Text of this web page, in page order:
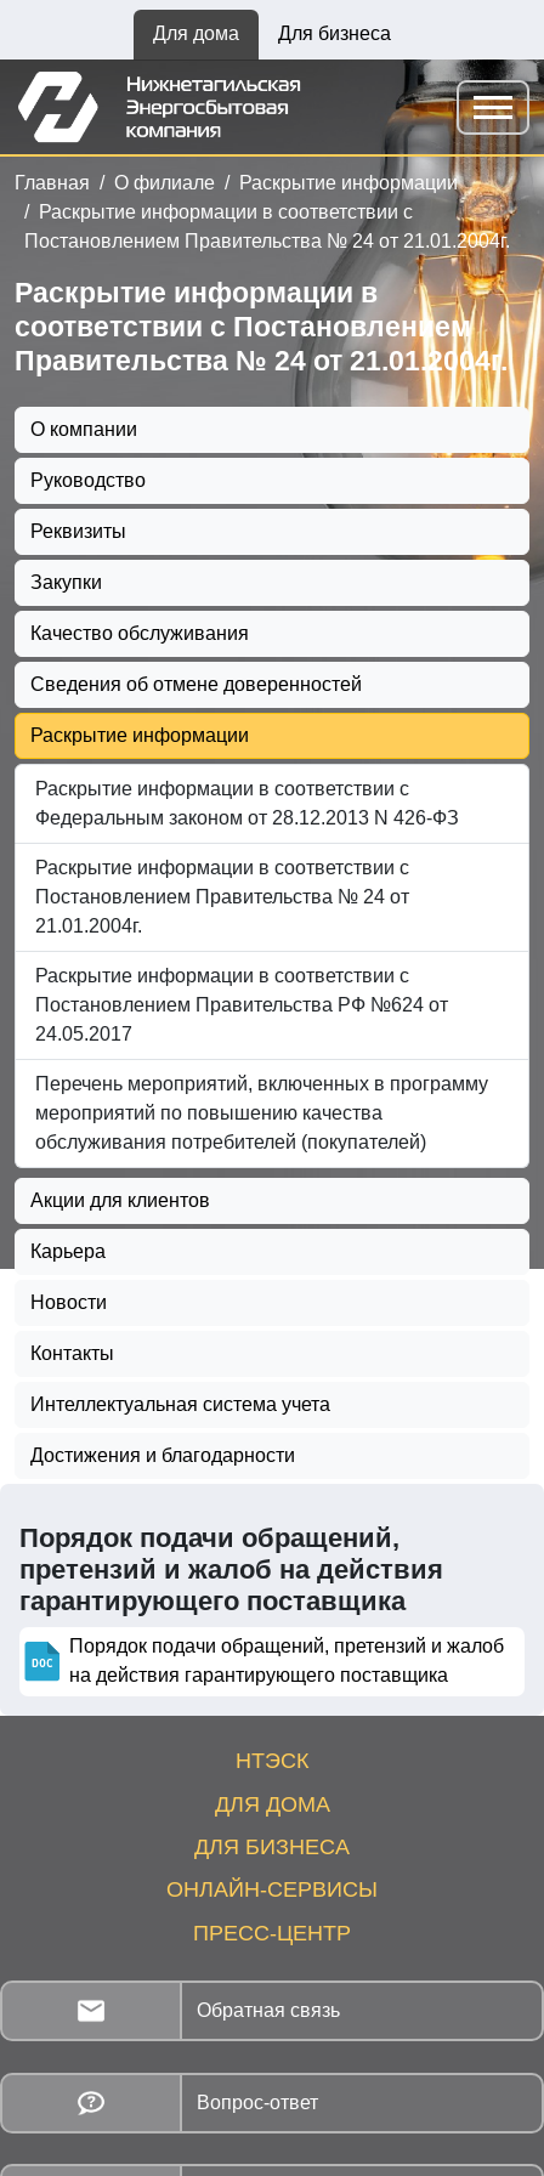
Для дома Для бизнеса
Главная О филиале
Раскрытие информации
Раскрытие информации в соответствии с
Постановлением Правительства № 24 от 21.01.2004г.
Раскрытие информации в
соответствии с Постановлением
Правительства № 24 от 21.01.2004г.
О компании
Руководство
Реквизиты
Закупки
Качество обслуживания
Сведения об отмене доверенностей
Раскрытие информации
Раскрытие информации в соответствии с
Федеральным законом от 28.12.2013 N 426-ФЗ
Раскрытие информации в соответствии с
Постановлением Правительства № 24 от
21.01.2004г.
Раскрытие информации в соответствии с
Постановлением Правительства РФ №624 от
24.05.2017
Перечень мероприятий, включенных в программу
мероприятий по повышению качества
обслуживания потребителей (покупателей)
Акции для клиентов
Карьера
Новости
Контакты
Интеллектуальная система учета
Достижения и благодарности
Порядок подачи обращений,
претензий и жалоб на действия
гарантирующего поставщика
Порядок подачи обращений, претензий и жалоб
на действия гарантирующего поставщика
НТЭСК
ДЛЯ ДОМА
ДЛЯ БИЗНЕСА
ОНЛАЙН-СЕРВИСЫ
ПРЕСС-ЦЕНТР
Обратная связь
Вопрос-ответ